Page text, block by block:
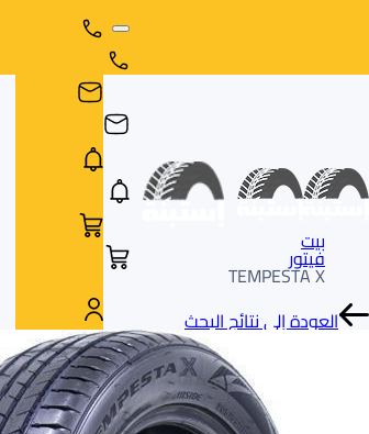
AR
AR
بيت
فيتور
TEMPESTA X
العودة إلى نتائج البحث